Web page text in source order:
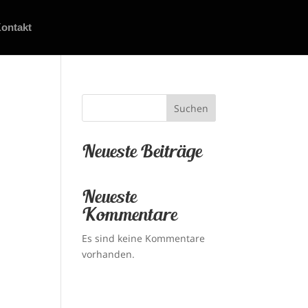
Suchen
Neueste Beiträge
Neueste
Kommentare
Es sind keine Kommentare
vorhanden.